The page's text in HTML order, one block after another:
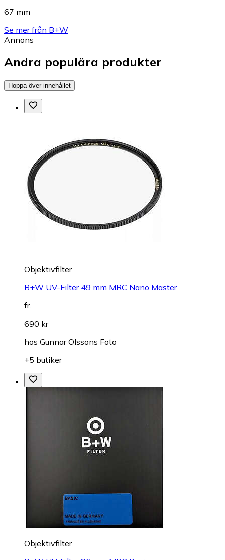
67 mm
Se mer från B+W
Annons
Andra populära produkter
Hoppa över innehållet
Objektivfilter
B+W UV-Filter 49 mm MRC Nano Master
fr.
690 kr
hos Gunnar Olssons Foto
+5 butiker
Objektivfilter